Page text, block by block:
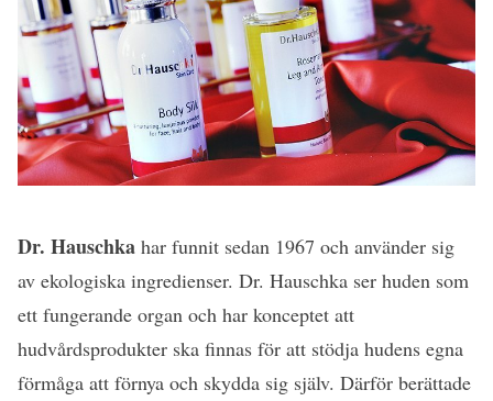
Dr. Hauschka har funnit sedan 1967 och använder sig
av ekologiska ingredienser. Dr. Hauschka ser huden som
ett fungerande organ och har konceptet att
hudvårdsprodukter ska finnas för att stödja hudens egna
förmåga att förnya och skydda sig själv. Därför berättade